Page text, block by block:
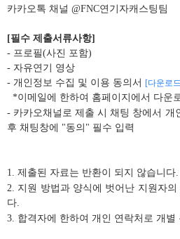
카카오톡 채널 @FNC연기자캐스팅팀
[필수 제출서류사항]
- 프로필(사진 포함)
- 자유연기 영상
- 개인정보 수집 및 이용 동의서 [다운로
*이메일에 한하여 홈페이지에서 다운
- 카카오채널로 제출 시 채팅 창에서 개
후 채팅창에 "동의" 필수 입력
1. 제출된 자료는 반환이 되지 않습니다.
2. 지원 방법과 양식에 벗어난 지원자
다.
3. 합격자에 한하여 개인 연락처로 개별